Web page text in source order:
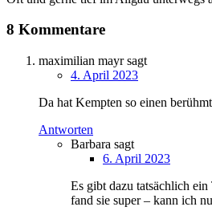
8 Kommentare
maximilian mayrsagt
4. April 2023
Da hat Kempten so einen
Antworten
Barbara sagt
6. April 2023
Es gibt dazu tatsächlich
fand sie super – kann ich